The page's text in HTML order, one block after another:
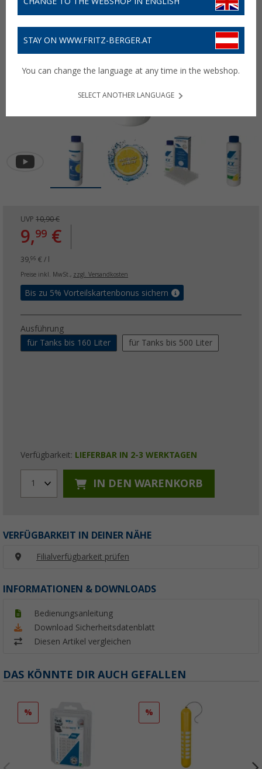
UVP 10,90 €
9,99 €
39, 96 € / l
Preise inkl. MwSt., zzgl. Versandkosten
Bis zu 5% Vorteilskartenbonus sichern
Ausführung
für Tanks bis 160 Liter
für Tanks bis 500 Liter
Verfügbarkeit: LIEFERBAR IN 2-3 WERKTAGEN
1 IN DEN WARENKORB
VERFÜGBARKEIT IN DEINER NÄHE
Filialverfügbarkeit prüfen
INFORMATIONEN & DOWNLOADS
Bedienungsanleitung
Download Sicherheitsdatenblatt
Diesen Artikel vergleichen
DAS KÖNNTE DIR AUCH GEFALLEN
% %
STAY ON WWW.FRITZ-BERGER.AT
You can change the language at any time in the webshop.
SELECT ANOTHER LANGUAGE